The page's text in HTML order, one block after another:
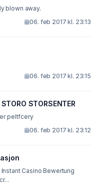
blown away.
06. feb 2017 kl. 23:13
06. feb 2017 kl. 23:15
STORSENTER
peltfcery
06. feb 2017 kl. 23:12